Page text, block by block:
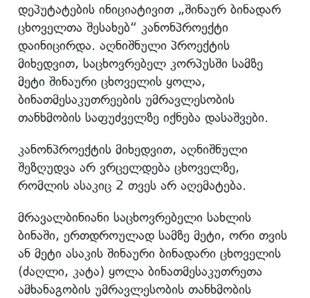
დეპუტატების ინიციატივით „შინაურ ბინადარ
ცხოველთა შესახებ“ კანონპროექტი
დაინიცირდა. აღნიშნული პროექტის
მიხედვით, საცხოვრებელ კორპუსში სამზე
მეტი შინაური ცხოველის ყოლა,
ბინათმესაკუთრეების უმრავლესობის
თანხმობის საფუძველზე იქნება დასაშვები.
კანონპროექტის მიხედვით, აღნიშნული
შეზღუდვა არ ვრცელდება ცხოველზე,
რომლის ასაკიც 2 თვეს არ აღემატება.
მრავალბინიანი საცხოვრებელი სახლის
ბინაში, ერთდროულად სამზე მეტი, ორი თვის
ან მეტი ასაკის შინაური ბინადარი ცხოველის
(ძაღლი, კატა) ყოლა ბინათმესაკუთრეთა
ამხანაგობის უმრავლესობის თანხმობის